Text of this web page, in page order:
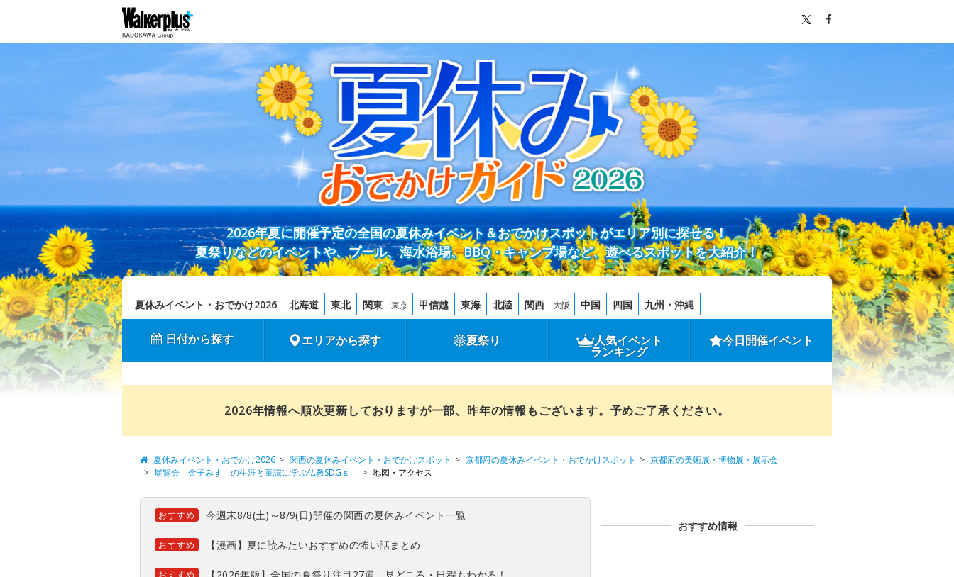
2026年夏に開催予定の全国の夏休みイベント＆おでかけスポットがエリア別に探せる！
夏祭りなどのイベントや、プール、海水浴場、BBQ・キャンプ場など、遊べるスポットを大紹介！
夏休みイベント・おでかけ2026 北海道 東北 関東 東京 甲信越 東海 北陸 関西 大阪 中国 四国 九州・沖縄
日付から探す エリアから探す 夏祭り 人気イベント
ランキング
今日開催イベント
2026年情報へ順次更新しておりますが一部、昨年の情報もございます。予めご了承ください。
夏休みイベント・おでかけ2026 関西の夏休みイベント・おでかけスポット 京都府の夏休みイベント・おでかけスポット
京都府の美術展・博物展・展示会
展覧会「金子みすゞの生涯と童謡に学ぶ仏教SDGｓ」
地図・アクセス
おすすめ 今週末8/8(土)～8/9(日)開催の関西の夏休みイベント一覧
おすすめ 【漫画】夏に読みたいおすすめの怖い話まとめ
おすすめ情報